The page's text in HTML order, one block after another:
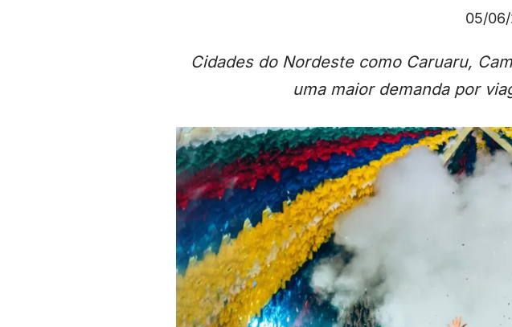
05/
Cidades do Nordeste como Caruaru,
uma maior demanda por